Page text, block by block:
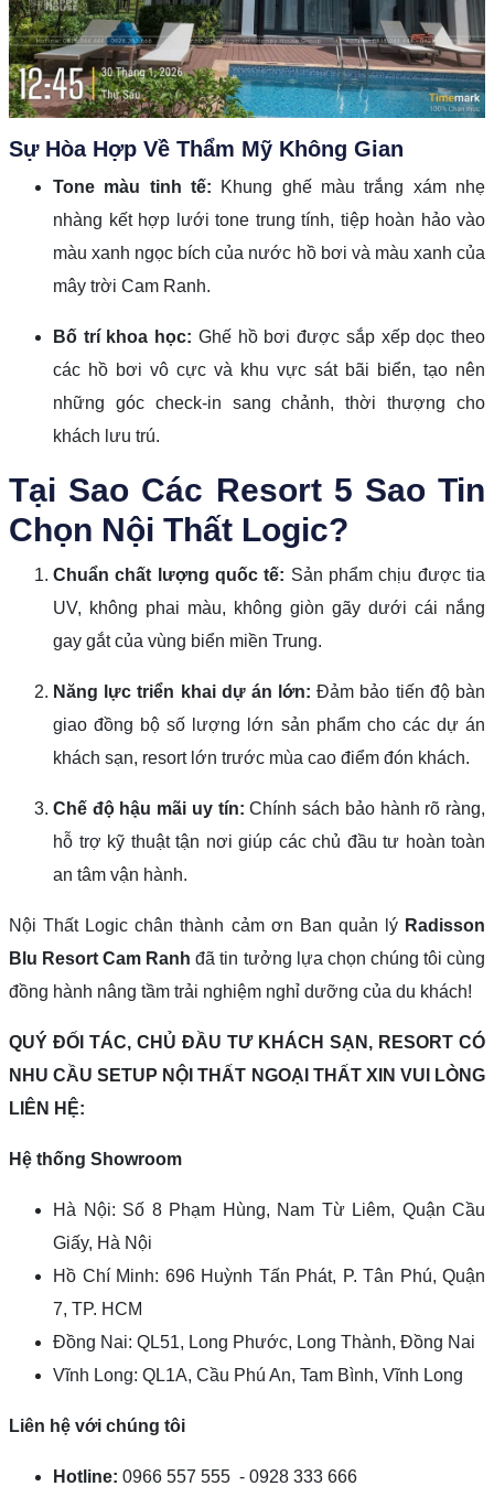
Sự Hòa Hợp Về Thẩm Mỹ Không Gian
Tone màu tinh tế: Khung ghế màu trắng xám nhẹ
nhàng kết hợp lưới tone trung tính, tiệp hoàn hảo vào
màu xanh ngọc bích của nước hồ bơi và màu xanh của
mây trời Cam Ranh.
Bố trí khoa học: Ghế hồ bơi được sắp xếp dọc theo
các hồ bơi vô cực và khu vực sát bãi biển, tạo nên
những góc check-in sang chảnh, thời thượng cho
khách lưu trú.
Tại Sao Các Resort 5 Sao Tin
Chọn Nội Thất Logic?
Chuẩn chất lượng quốc tế: Sản phẩm chịu được tia
UV, không phai màu, không giòn gãy dưới cái nắng
gay gắt của vùng biển miền Trung.
Năng lực triển khai dự án lớn: Đảm bảo tiến độ bàn
giao đồng bộ số lượng lớn sản phẩm cho các dự án
khách sạn, resort lớn trước mùa cao điểm đón khách.
Chế độ hậu mãi uy tín: Chính sách bảo hành rõ ràng,
hỗ trợ kỹ thuật tận nơi giúp các chủ đầu tư hoàn toàn
an tâm vận hành.
Nội Thất Logic chân thành cảm ơn Ban quản lý Radisson
Blu Resort Cam Ranh đã tin tưởng lựa chọn chúng tôi cùng
đồng hành nâng tầm trải nghiệm nghỉ dưỡng của du khách!
QUÝ ĐỐI TÁC, CHỦ ĐẦU TƯ KHÁCH SẠN, RESORT CÓ
NHU CẦU SETUP NỘI THẤT NGOẠI THẤT XIN VUI LÒNG
LIÊN HỆ:
Hệ thống Showroom
Hà Nội: Số 8 Phạm Hùng, Nam Từ Liêm, Quận Cầu
Giấy, Hà Nội
Hồ Chí Minh: 696 Huỳnh Tấn Phát, P. Tân Phú, Quận
7, TP. HCM
Đồng Nai: QL51, Long Phước, Long Thành, Đồng Nai
Vĩnh Long: QL1A, Cầu Phú An, Tam Bình, Vĩnh Long
Liên hệ với chúng tôi
Hotline: 0966 557 555 - 0928 333 666